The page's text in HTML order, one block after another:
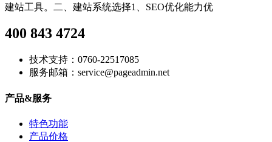
建站工具。二、建站系统选择1、‌SEO优化能力‌优
400 843 4724
技术支持：0760-22517085
服务邮箱：service@pageadmin.net
产品&服务
特色功能
产品价格